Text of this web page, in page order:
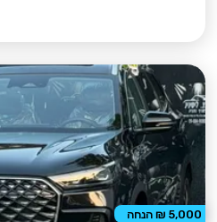
5,000 ₪ הנחה